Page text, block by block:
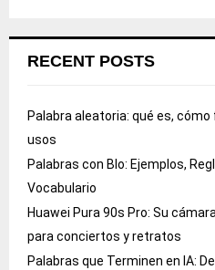
RECENT POSTS
Palabra aleatoria: qué es,
usos
Palabras con Blo: Ejemplos,
Vocabulario
Huawei Pura 90s Pro: Su
para conciertos y retratos
Palabras que Terminen en IA: